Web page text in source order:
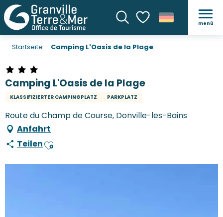
SucheVoir les favoris
menü
Startseite Camping L'Oasis de la Plage
Camping L'Oasis de la Plage
KLASSIFIZIERTER CAMPINGPLATZ PARKPLATZ
Route du Champ de Course, Donville-les-Bains
Anfahrt
TeilenAjouter aux favoris